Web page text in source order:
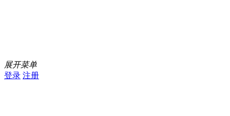
展开菜单
登录 注册